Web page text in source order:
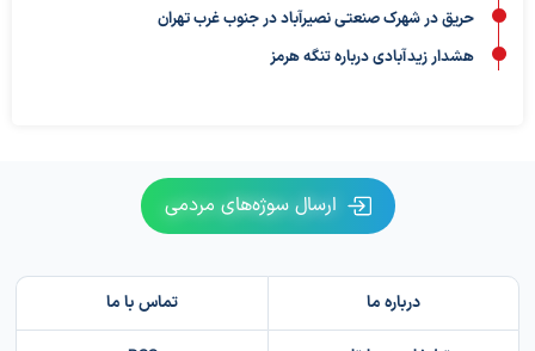
حریق در شهرک صنعتی نصیرآباد در جنوب غرب تهران
هشدار زیدآبادی درباره تنگه هرمز
ارسال سوژه‌های مردمی
درباره ما تماس با ما